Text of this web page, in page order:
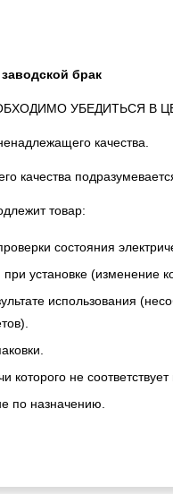
брак
УБЕДИТЬСЯ В
качества.
качества
товар:
состояния
установке (изменение
использования
которого не соответствует
по назначению.